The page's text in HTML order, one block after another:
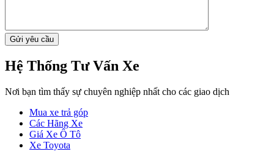
Hệ Thống Tư Vấn Xe
Nơi bạn tìm thấy sự chuyên nghiệp nhất cho các giao dịch
Mua xe trả góp
Các Hãng Xe
Giá Xe Ô Tô
Xe Toyota